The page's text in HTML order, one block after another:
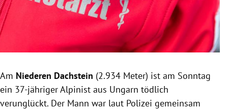
Untermenü
Untermenü
Am Niederen Dachstein (2.934 Meter) ist am Sonntag
ein 37-jähriger Alpinist aus Ungarn tödlich
verunglückt. Der Mann war laut Polizei gemeinsam